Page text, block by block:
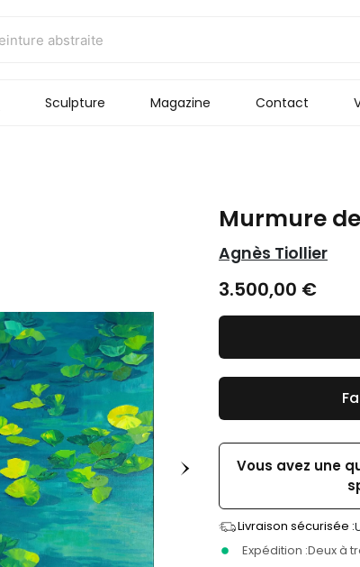
Sculpture Magazine Contact
Murmure
Agnès Tiollier
3.500,00 €
Vous avez une
Livraison sécurisée :
Expédition :Deux à